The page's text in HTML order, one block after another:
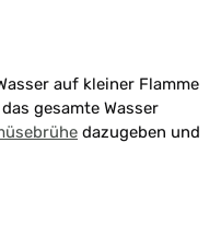
auf kleiner Flamme
gesamte Wasser
dazugeben und